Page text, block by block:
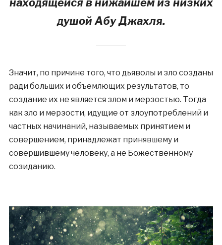
душой Абу Джахля.
Значит, по причине того, что дьяволы и зло созданы
ради больших и объемлющих результатов, то
создание их не является злом и мерзостью. Тогда
как зло и мерзости, идущие от злоупотреблений и
частных начинаний, называемых принятием и
совершением, принадлежат принявшему и
совершившему человеку, а не Божественному
созиданию.